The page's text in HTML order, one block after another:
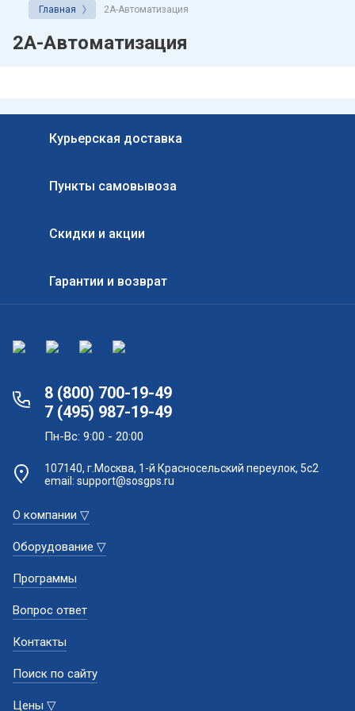
Главная 2А-Автоматизация
2А-Автоматизация
Курьерская доставка
Пункты самовывоза
Скидки и акции
Гарантии и возврат
8 (800) 700-19-49
7 (495) 987-19-49
Пн-Вс: 9:00 - 20:00
107140, г.Москва, 1-й Красносельский переулок, 5с2
email: support@sosgps.ru
О компании ▽
Оборудование ▽
Программы
Вопрос ответ
Контакты
Поиск по сайту
Цены ▽